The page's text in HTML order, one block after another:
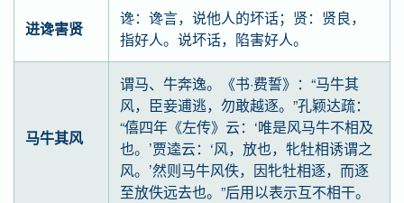
进谗害贤
谗：谗言，说他人的坏话；贤：贤良，
指好人。说坏话，陷害好人。
马牛其风
谓马、牛奔逸。《书·费誓》：“马牛其
风，臣妾逋逃，勿敢越逐。”孔颖达疏：
“僖四年《左传》云：‘唯是风马牛不相及
也。’贾逵云：‘风，放也，牝牡相诱谓之
风。’然则马牛风佚，因牝牡相逐，而逐
至放佚远去也。”后用以表示互不相干。